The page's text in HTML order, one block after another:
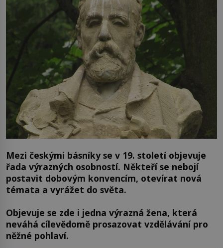
Mezi českými básníky se v 19. století objevuje
řada výrazných osobností. Někteří se nebojí
postavit dobovým konvencím, otevírat nová
témata a vyrážet do světa.
Objevuje se zde i jedna výrazná žena, která
neváhá cílevědomě prosazovat vzdělávání pro
něžné pohlaví.